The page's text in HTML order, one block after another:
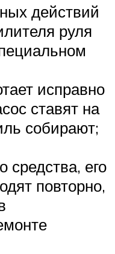
действий
руля
исправно
ставят на
собирают;
средства, его
повторно,